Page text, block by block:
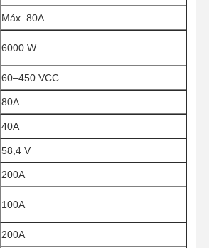
Máx. 80A
6000 W
60–450 VCC
80A
40A
58,4 V
200A
100A
200A